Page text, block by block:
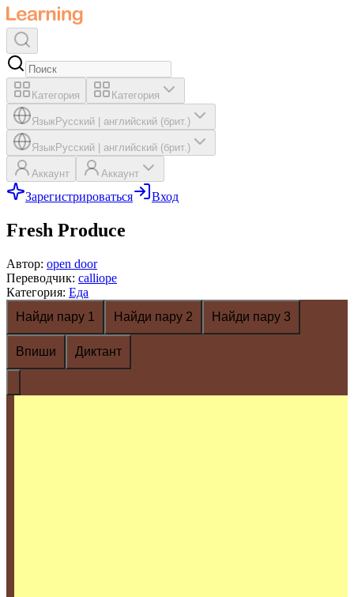
Категория Категория
ЯзыкРусский английский (брит.)
ЯзыкРусский английский (брит.)
Аккаунт Аккаунт
Зарегистрироваться Вход
Fresh Produce
Автор: open door
Переводчик: calliope
Категория: Еда
Найди пару 1
Найди пару 2 Найди пару 3
Впиши Диктант